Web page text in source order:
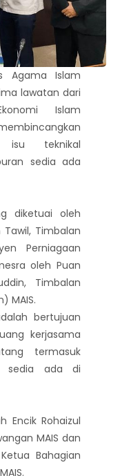
Agama Islam
lawatan dari
Islam
isu teknikal
sedia ada
diketuai oleh
Tawil, Timbalan
Perniagaan
oleh Puan
Timbalan
MAIS.
bertujuan
kerjasama
termasuk
sedia ada di
Encik Rohaizul
MAIS dan
Bahagian